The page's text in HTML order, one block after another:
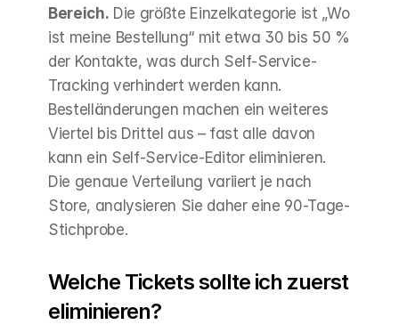
Bereich. Die größte Einzelkategorie ist „Wo
ist meine Bestellung“ mit etwa 30 bis 50 %
der Kontakte, was durch Self-Service-
Tracking verhindert werden kann.
Bestelländerungen machen ein weiteres
Viertel bis Drittel aus – fast alle davon
kann ein Self-Service-Editor eliminieren.
Die genaue Verteilung variiert je nach
Store, analysieren Sie daher eine 90-Tage-
Stichprobe.
Welche Tickets sollte ich zuerst
eliminieren?